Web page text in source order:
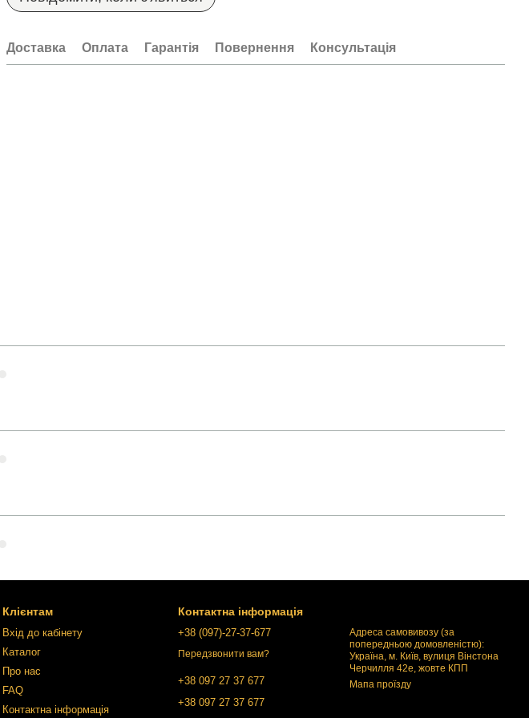
Доставка Оплата Гарантія Повернення Консультація
Клієнтам
Вхід до кабінету
Каталог
Про нас
FAQ
Контактна інформація
Контактна інформація
+38 (097)-27-37-677
Передзвонити вам?
+38 097 27 37 677
+38 097 27 37 677
Адреса самовивозу (за
попередньою домовленістю):
Україна, м. Київ, вулиця Вінстона
Черчилля 42е, жовте КПП
Мапа проїзду